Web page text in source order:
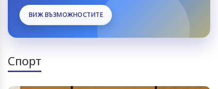
ВИЖ ВЪЗМОЖНОСТИТЕ
Спорт